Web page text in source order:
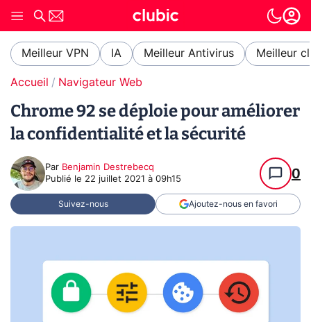
Meilleur VPN IA Meilleur Antivirus Meilleur
Accueil Navigateur Web
Chrome 92 se déploie pour améliorer
la confidentialité et la sécurité
Par Benjamin Destrebecq
Publié le 22 juillet 2021 à 09h15 0
Suivez-nous Ajoutez-nous en favori